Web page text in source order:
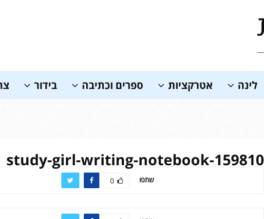
לינה אטרקציות ספרים וכתיבה בידור
study-girl-writing-notebook-159810
שתפו 0